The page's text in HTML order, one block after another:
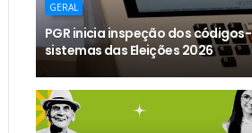
GERAL
PGR inicia inspeção dos
sistemas das Eleições 2026